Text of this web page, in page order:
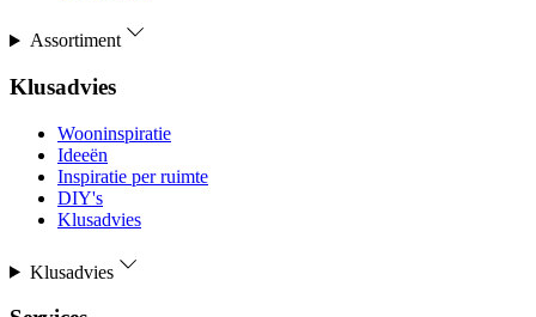
Assortiment
Klusadvies
Wooninspiratie
Ideeën
Inspiratie per ruimte
DIY's
Klusadvies
Klusadvies